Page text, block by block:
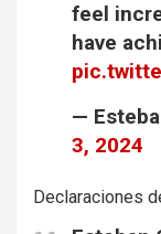
feel
have
—
3, 2024
Declaraciones